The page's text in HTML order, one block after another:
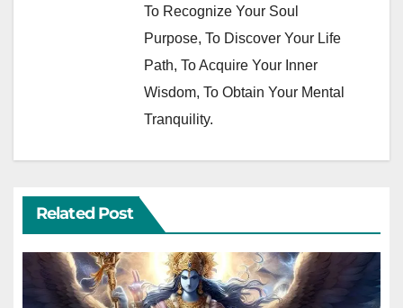
To Recognize Your Soul
Purpose, To Discover Your Life
Path, To Acquire Your Inner
Wisdom, To Obtain Your Mental
Tranquility.
Related Post